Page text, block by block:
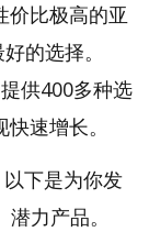
价比极高的亚
的选择。
供400多种选
速增长。
下是为你发
力产品。